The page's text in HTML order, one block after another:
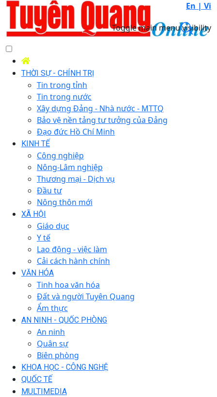
En | Vi
Toggle main menu visibility
THỜI SỰ - CHÍNH TRỊ
Tin trong tỉnh
Tin trong nước
Xây dựng Đảng - Nhà nước - MTTQ
Bảo vệ nền tảng tư tưởng của Đảng
Đạo đức Hồ Chí Minh
KINH TẾ
Công nghiệp
Nông-Lâm nghiệp
Thương mại - Dịch vụ
Đầu tư
Nông thôn mới
XÃ HỘI
Giáo dục
Y tế
Lao động - việc làm
Cải cách hành chính
VĂN HÓA
Tinh hoa văn hóa
Đất và người Tuyên Quang
Ẩm thực
AN NINH - QUỐC PHÒNG
An ninh
Quân sự
Biên phòng
KHOA HỌC - CÔNG NGHỆ
QUỐC TẾ
MULTIMEDIA